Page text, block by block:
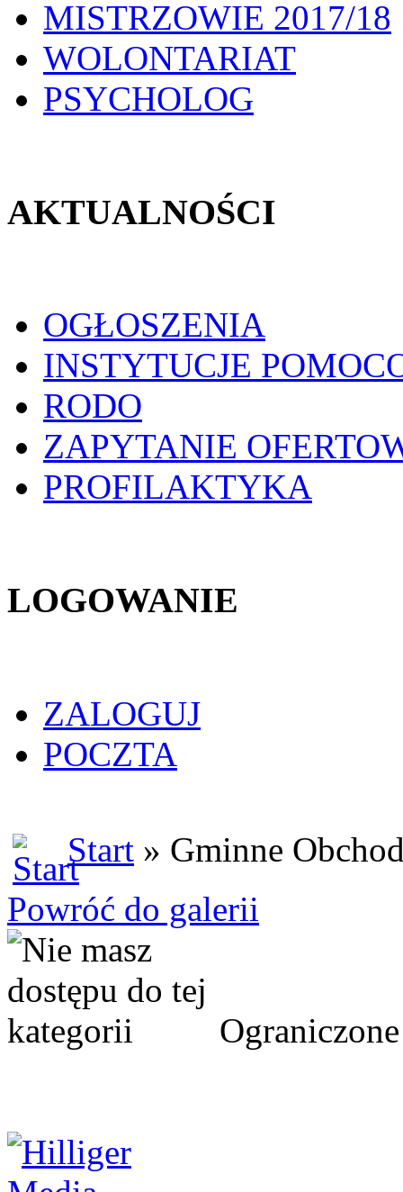
MISTRZOWIE 2017/18
WOLONTARIAT
PSYCHOLOG
AKTUALNOŚCI
OGŁOSZENIA
INSTYTUCJE
RODO
ZAPYTANIE
PROFILAKTYKA
LOGOWANIE
ZALOGUJ
POCZTA
Start » Gminne
Powróć do galerii